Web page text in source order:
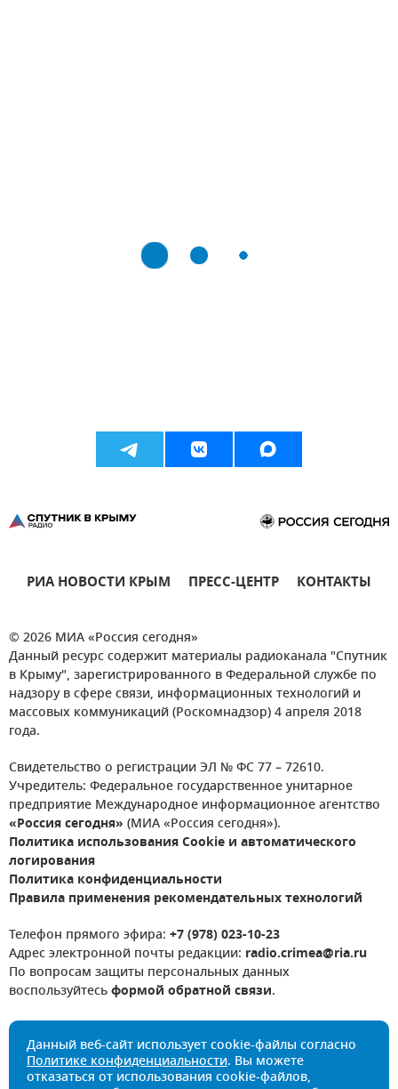
РИА НОВОСТИ КРЫМ ПРЕСС-ЦЕНТР КОНТАКТЫ
© 2026 МИА «Россия сегодня»
Данный ресурс содержит материалы радиоканала "Спутник
в Крыму", зарегистрированного в Федеральной службе по
надзору в сфере связи, информационных технологий и
массовых коммуникаций (Роскомнадзор) 4 апреля 2018
года.
Свидетельство о регистрации ЭЛ № ФС 77 – 72610.
Учредитель: Федеральное государственное унитарное
предприятие Международное информационное агентство
«Россия сегодня» (МИА «Россия сегодня»).
Политика использования Cookie и автоматического
логирования
Политика конфиденциальности
Правила применения рекомендательных технологий
Телефон прямого эфира: +7 (978) 023-10-23
Адрес электронной почты редакции: radio.crimea@ria.ru
По вопросам защиты персональных данных
воспользуйтесьформой обратной связи.
Данный веб-сайт использует cookie-файлы согласно
Политике конфиденциальности. Вы можете
отказаться от использования cookie-файлов,